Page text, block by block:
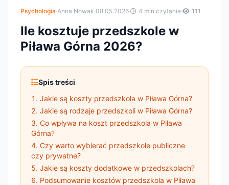
Psychologia·Anna Nowak·08.05.2026· 4 min czytania· 111
Ile kosztuje przedszkole w
Piława Górna 2026?
Spis treści
Jakie są koszty przedszkola w Piława Górna?
Jakie są rodzaje przedszkoli w Piława Górna?
Co wpływa na koszt przedszkola w Piława
Górna?
Czy warto wybierać przedszkole publiczne
czy prywatne?
Jakie są koszty dodatkowe w przedszkolach?
Podsumowanie kosztów przedszkola w Piława